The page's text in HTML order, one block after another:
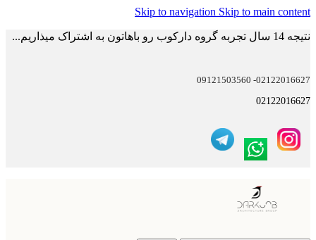
Skip to navigation Skip to main content
نتیجه 14 سال تجربه گروه دارکوب رو باهاتون به اشتراک میذاریم...
02122016627- 09121503560
02122016627